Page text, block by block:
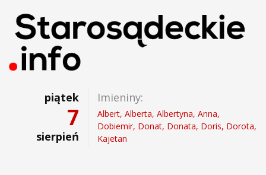
piątek
7
sierpień
Imieniny:
Albert, Alberta, Albertyna, Anna,
Dobiemir, Donat, Donata, Doris, Dorota,
Kajetan